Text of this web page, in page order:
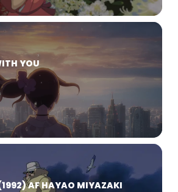
YOU
AF HAYAO MIYAZAKI